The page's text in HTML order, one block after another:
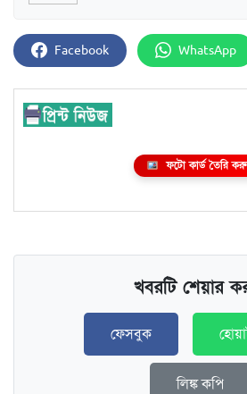
Facebook WhatsApp
ফটো কার্ড তৈরি
খবরটি শেয়ার
ফেসবুক
লিঙ্ক কপি